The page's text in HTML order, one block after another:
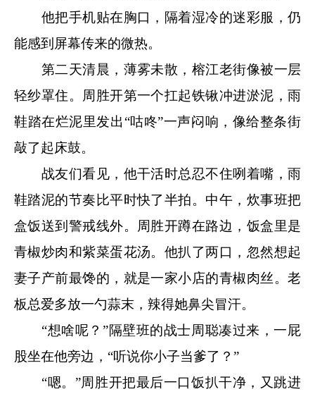
他把手机贴在胸口，隔着湿冷的迷彩服，仍
能感到屏幕传来的微热。
第二天清晨，薄雾未散，榕江老街像被一层
轻纱罩住。周胜开第一个扛起铁锹冲进淤泥，雨
鞋踏在烂泥里发出“咕咚”一声闷响，像给整条街
敲了起床鼓。
战友们看见，他干活时总忍不住咧着嘴，雨
鞋踏泥的节奏比平时快了半拍。中午，炊事班把
盒饭送到警戒线外。周胜开蹲在路边，饭盒里是
青椒炒肉和紫菜蛋花汤。他扒了两口，忽然想起
妻子产前最馋的，就是一家小店的青椒肉丝。老
板总爱多放一勺蒜末，辣得她鼻尖冒汗。
“想啥呢？”隔壁班的战士周聪凑过来，一屁
股坐在他旁边，“听说你小子当爹了？”
“嗯。”周胜开把最后一口饭扒干净，又跳进